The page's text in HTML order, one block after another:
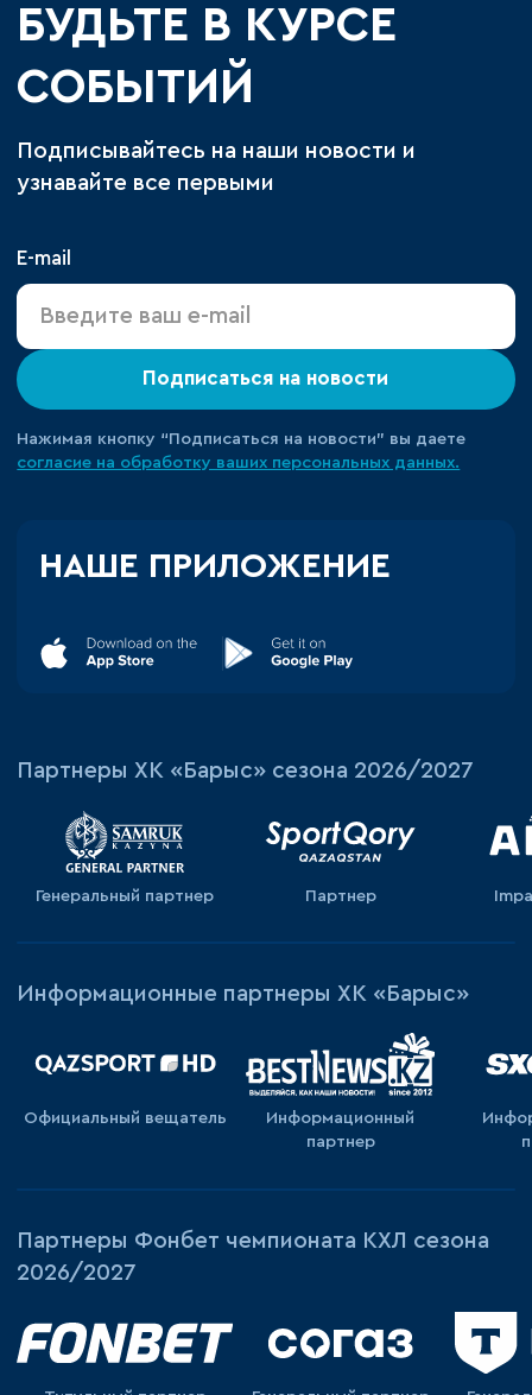
БУДЬТЕ В КУРСЕ
СОБЫТИЙ
Подписывайтесь на наши новости и
узнавайте все первыми
E-mail
Подписаться на новости
Нажимая кнопку “Подписаться на новости” вы даете
согласие на обработку ваших персональных данных.
НАШЕ ПРИЛОЖЕНИЕ
Партнеры ХК «Барыс» сезона 2026/2027
Генеральный партнер Партнер
Информационные партнеры ХК «Барыс»
Официальный вещатель
Информационный
партнер
Партнеры Фонбет чемпионата КХЛ сезона
2026/2027